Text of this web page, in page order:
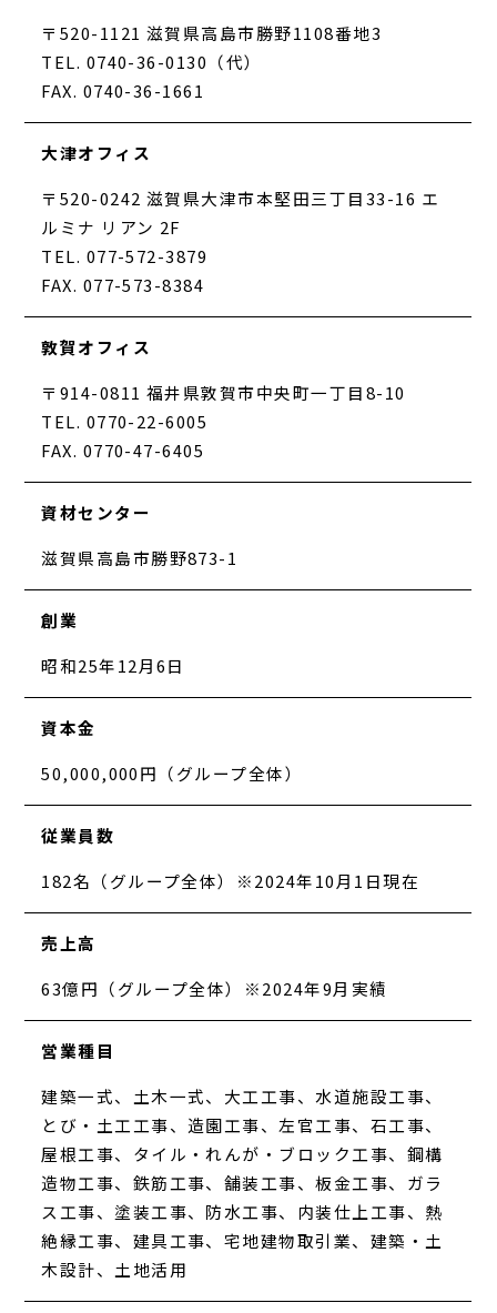
〒520-1121 滋賀県高島市勝野1108番地3
TEL. 0740-36-0130（代）
FAX. 0740-36-1661
大津オフィス
〒520-0242 滋賀県大津市本堅田三丁目33-16 エ
ルミナ リアン 2F
TEL. 077-572-3879
FAX. 077-573-8384
敦賀オフィス
〒914-0811 福井県敦賀市中央町一丁目8-10
TEL. 0770-22-6005
FAX. 0770-47-6405
資材センター
滋賀県高島市勝野873-1
創業
昭和25年12月6日
資本金
50,000,000円（グループ全体）
従業員数
182名（グループ全体）※2024年10月1日現在
売上高
63億円（グループ全体）※2024年9月実績
営業種目
建築一式、土木一式、大工工事、水道施設工事、
とび・土工工事、造園工事、左官工事、石工事、
屋根工事、タイル・れんが・ブロック工事、鋼構
造物工事、鉄筋工事、舗装工事、板金工事、ガラ
ス工事、塗装工事、防水工事、内装仕上工事、熱
絶縁工事、建具工事、宅地建物取引業、建築・土
木設計、土地活用